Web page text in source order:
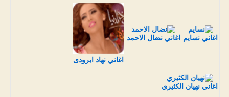
اغاني نسايم اغاني نضال الاحمد
اغاني نهاد ابرودى
اغاني نهيان الكثيري